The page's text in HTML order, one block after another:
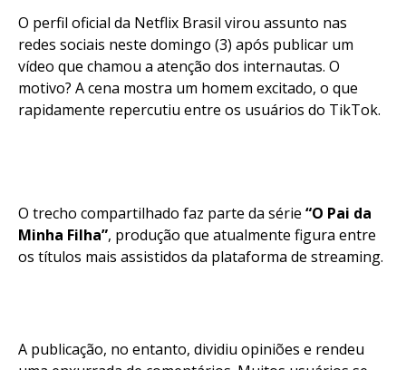
O perfil oficial da Netflix Brasil virou assunto nas
redes sociais neste domingo (3) após publicar um
vídeo que chamou a atenção dos internautas. O
motivo? A cena mostra um homem excitado, o que
rapidamente repercutiu entre os usuários do TikTok.
O trecho compartilhado faz parte da série “O Pai da
Minha Filha”, produção que atualmente figura entre
os títulos mais assistidos da plataforma de streaming.
A publicação, no entanto, dividiu opiniões e rendeu